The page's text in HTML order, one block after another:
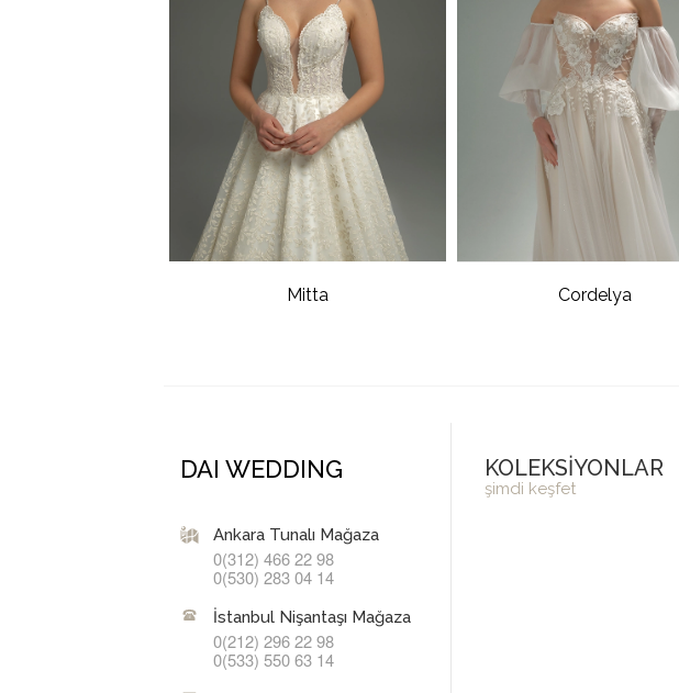
Mitta Cordelya
DAI WEDDING
Ankara Tunalı Mağaza
0(312) 466 22 98
0(530) 283 04 14
İstanbul Nişantaşı Mağaza
0(212) 296 22 98
0(533) 550 63 14
KOLEKSİYONLAR
şimdi keşfet